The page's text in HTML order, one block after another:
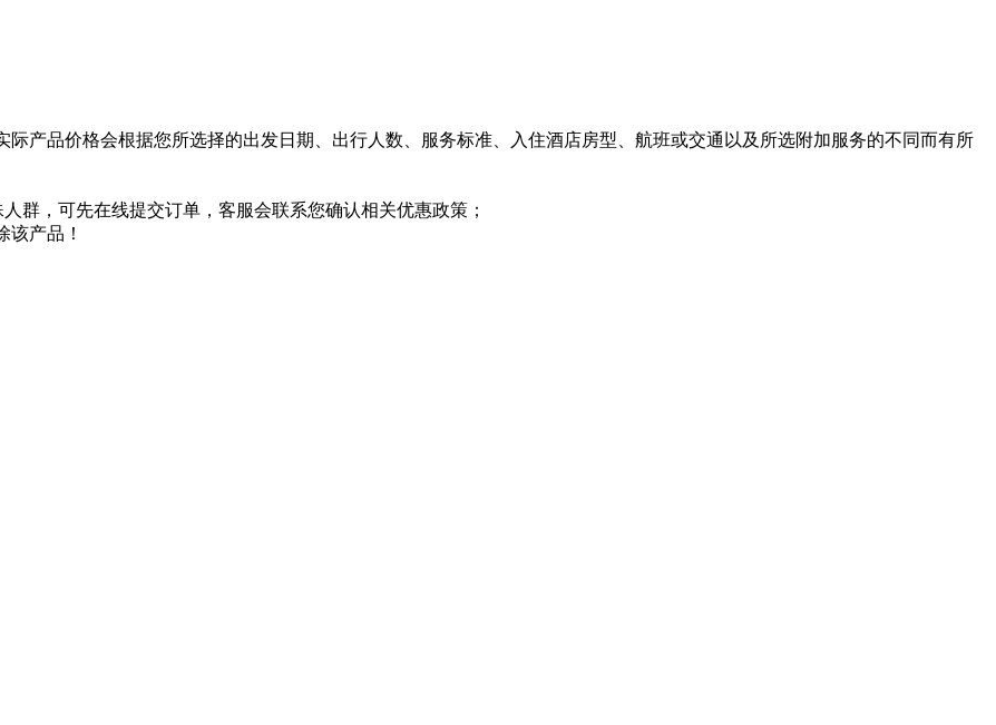
际产品价格会根据您所选择的出发日期、出行人数、服务标准、入住酒店房型、航班或交通以及所选附加服务的不同而有所
群，可先在线提交订单，客服会联系您确认相关优惠政策；
该产品！